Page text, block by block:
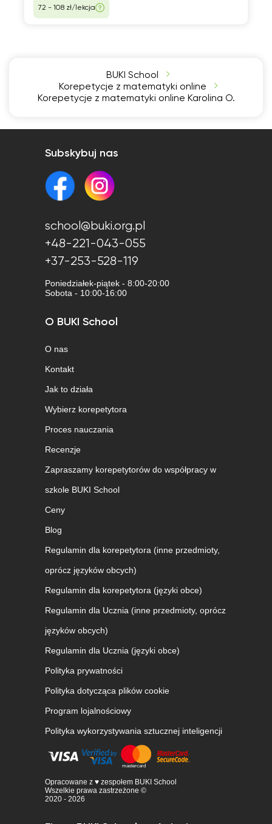
72 - 108 zł/lekcja
BUKI School
Korepetycje z matematyki online
Korepetycje z matematyki online Karolina O.
Subskybuj nas
school@buki.org.pl
+48-221-043-055
+37-253-528-119
Poniedziałek-piątek - 8:00-20:00
Sobota - 10:00-16:00
O BUKI School
O nas
Kontakt
Jak to działa
Wybierz korepetytora
Proces nauczania
Recenzje
Zapraszamy korepetytorów do współpracy w
szkole BUKI School
Ceny
Blog
Regulamin dla korepetytora (inne przedmioty,
oprócz języków obcych)
Regulamin dla korepetytora (języki obce)
Regulamin dla Ucznia (inne przedmioty, oprócz
języków obcych)
Regulamin dla Ucznia (języki obce)
Polityka prywatności
Polityka dotycząca plików cookie
Program lojalnościowy
Polityka wykorzystywania sztucznej inteligencji
Opracowane z ♥ zespołem BUKI School
Wszelkie prawa zastrzeżone ©
2020 - 2026